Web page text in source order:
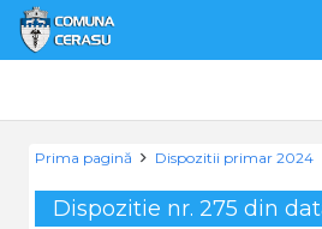
Prima pagină Dispozitii primar 2024
Dispozitie nr. 275 din